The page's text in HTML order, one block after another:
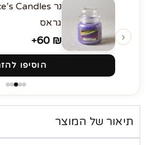
גראס
60 ₪
+
הוסיפו
›
תיאור של המוצר